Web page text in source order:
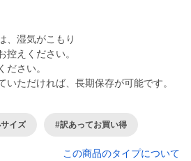
、湿気がこもり
控えください。
ださい。
イズ #訳あってお買い得
この商品のタイプについて